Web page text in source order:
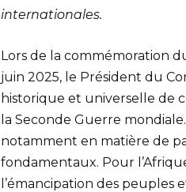
internationales.
Lors de la commémoration
juin 2025, le Président du
historique et universelle de
la Seconde Guerre
notamment en matière de
fondamentaux. Pour
l’émancipation des